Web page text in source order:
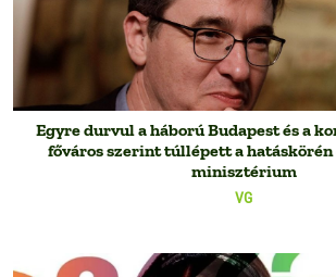
VG
Egyre durvul a háború Budapest és a
főváros szerint túllépett a
minisztérium